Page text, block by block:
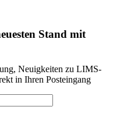
Stand mit
Neuigkeiten zu LIMS-
in Ihren Posteingang